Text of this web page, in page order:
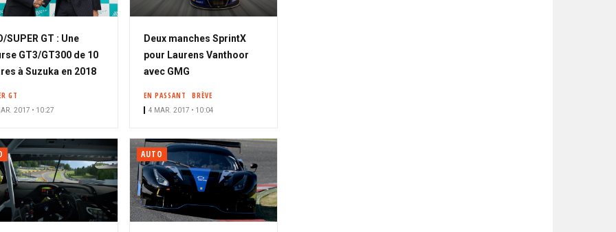
SUPER GT : Une
GT3/GT300 de 10
à Suzuka en 2018
GT
2017 • 10:27
Deux manches SprintX
pour Laurens Vanthoor
avec GMG
EN PASSANT BRÈVE
4 MAR. 2017 • 10:04
AUTO